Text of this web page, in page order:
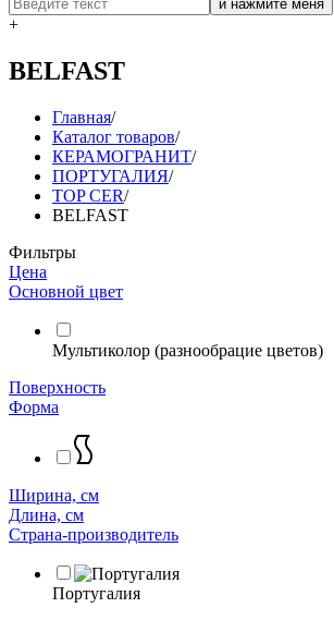
+
BELFAST
Главная/
Каталог товаров/
КЕРАМОГРАНИТ/
ПОРТУГАЛИЯ/
TOP CER/
BELFAST
Фильтры
Цена
Основной цвет
Мультиколор (разнообрацие цветов)
Поверхность
Форма
Ширина, см
Длина, см
Страна-производитель
Португалия